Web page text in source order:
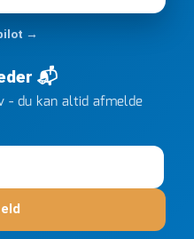
gammel aftale. Jeg
store ordre kom dagen
armene ned, og næste
jeg ringe til dem
hilsner fra Rene
→
📬
- du kan altid afmelde